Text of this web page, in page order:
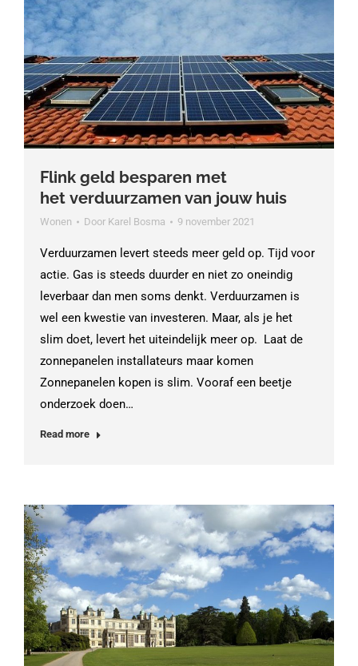
Flink geld besparen met
het verduurzamen van jouw huis
Wonen Door Karel Bosma 9 november 2021
Verduurzamen levert steeds meer geld op. Tijd voor
actie. Gas is steeds duurder en niet zo oneindig
leverbaar dan men soms denkt. Verduurzamen is
wel een kwestie van investeren. Maar, als je het
slim doet, levert het uiteindelijk meer op. Laat de
zonnepanelen installateurs maar komen
Zonnepanelen kopen is slim. Vooraf een beetje
onderzoek doen…
Read more